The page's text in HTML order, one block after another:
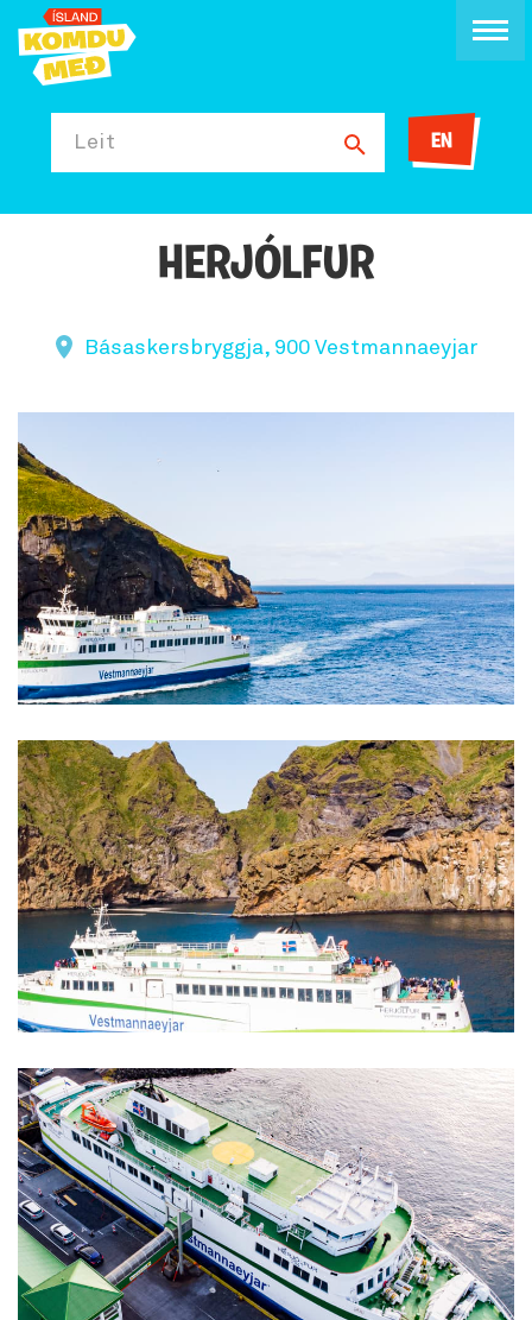
Leit EN
HERJÓLFUR
Básaskersbryggja, 900 Vestmannaeyjar